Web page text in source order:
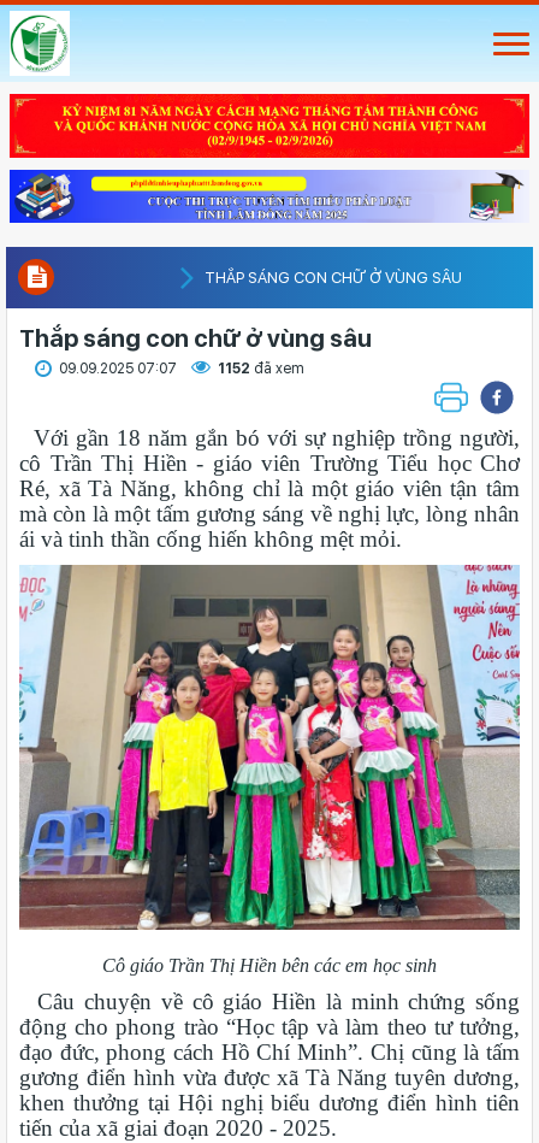
THẮP SÁNG CON CHỮ Ở VÙNG SÂU
Thắp sáng con chữ ở vùng sâu
09.09.2025 07:07 1152 đã xem
Với gần 18 năm gắn bó với sự nghiệp trồng người,
cô Trần Thị Hiền - giáo viên Trường Tiểu học Chơ
Ré, xã Tà Năng, không chỉ là một giáo viên tận tâm
mà còn là một tấm gương sáng về nghị lực, lòng nhân
ái và tinh thần cống hiến không mệt mỏi.
Cô giáo Trần Thị Hiền bên các em học sinh
Câu chuyện về cô giáo Hiền là minh chứng sống
động cho phong trào “Học tập và làm theo tư tưởng,
đạo đức, phong cách Hồ Chí Minh”. Chị cũng là tấm
gương điển hình vừa được xã Tà Năng tuyên dương,
khen thưởng tại Hội nghị biểu dương điển hình tiên
tiến của xã giai đoạn 2020 - 2025.